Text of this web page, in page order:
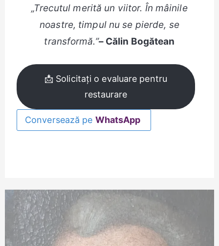
„Trecutul merită un viitor. În mâinile
noastre, timpul nu se pierde, se
transformă.”– Călin Bogătean
📩 Solicitați o evaluare pentru
restaurare
Conversează pe WhatsApp